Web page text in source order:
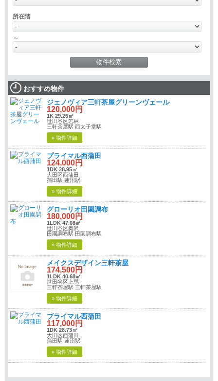
所在階
～
おすすめ物件
ジェノヴィア三軒茶屋グリーンヴェール
120,000円
1K 29.26㎡
世田谷区若林
三軒茶屋駅 西太子堂駅
» 物件詳細
プライマル西蒲田
124,000円
1DK 28.95㎡
大田区西蒲田
蒲田駅 蓮沼駅
» 物件詳細
グローリオ田園調布
180,000円
1LDK 47.08㎡
世田谷区奥沢
田園調布駅 田園調布駅
» 物件詳細
メイクスデザイン三軒茶屋
174,500円
1LDK 40.68㎡
世田谷区上馬
三軒茶屋駅 三軒茶屋駅
» 物件詳細
プライマル西蒲田
117,000円
1DK 28.73㎡
大田区西蒲田
蒲田駅 蓮沼駅
» 物件詳細